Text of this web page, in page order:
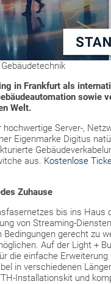
in Frankfurt als
sowie
Welt.
Server-,
Eigenmarke Digitus
aus. Kostenlose
Zuhause
bis ins
von Streaming-
gerecht zu
Auf der Light +
die einfache
in verschiedenen
Installationskit und